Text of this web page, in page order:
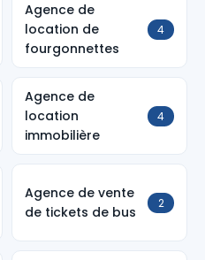
Agence de
location de
fourgonnettes
4
Agence de
location
immobilière
4
Agence de vente
de tickets de bus
2